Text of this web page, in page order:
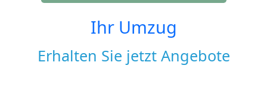
Ihr Umzug
Erhalten Sie jetzt Angebote